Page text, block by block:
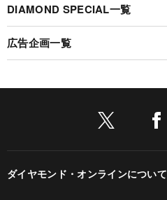
DIAMOND SPECIAL一覧
広告企画一覧
ダイヤモンド・オンラインについて